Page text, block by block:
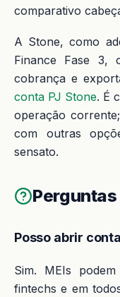
comparativo
A Stone, como
Finance Fase 3,
cobrança e
conta PJ Stone. É
operação
com outras
sensato.
Posso abrir
Sim. MEIs
fintechs e em